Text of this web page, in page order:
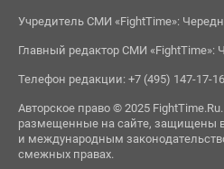
Учредитель СМИ «FightTime»:
Главный редактор СМИ «FightTime»:
Телефон редакции: +7 (495) 147-17-16
Авторское право © 2025
размещенные на сайте, защищены в
и международным
смежных правах.